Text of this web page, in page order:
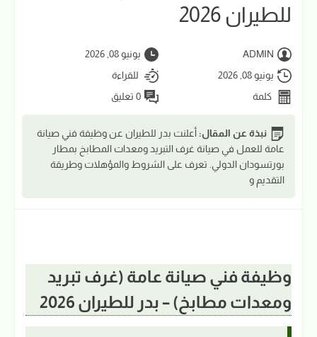
للطيران 2026
ADMIN
يونيو 08, 2026
يونيو 08, 2026
للقراءة
كلمة
0 تعليق
نبذة عن المقال: أعلنت بدر للطيران عن وظيفة فني صيانة
عامة للعمل في صيانة غرف التبريد ومعدات المطابخ بمطار
بورتسودان الدولي. تعرف على الشروط والمؤهلات وطريقة
التقديم و
وظيفة فني صيانة عامة (غرف تبريد
ومعدات مطابخ) – بدر للطيران 2026